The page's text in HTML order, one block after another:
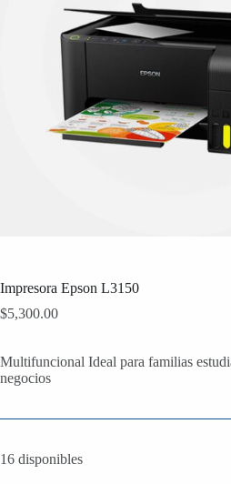
Impresora Epson L3150
$5,300.00
Multifuncional Ideal para familias
negocios
16 disponibles